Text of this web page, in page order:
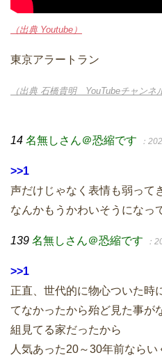
（出典 Youtube）
東京アラートラン
（出典 石橋貴明 YouTubeチャンネ
14 名無しさん＠恐縮です ：
>>1
声だけじゃなく表情も弱って
なんかもうかわいそうになっ
139 名無しさん＠恐縮です ：
>>1
正直、世代的に物心ついた時
てなかったから殆ど見た事が
組見てる家だったから
人気あった20～30年前なら